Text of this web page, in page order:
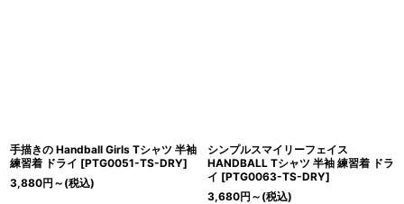
手描きの Handball Girls Tシャツ 半袖
練習着 ドライ [PTG0051-TS-DRY]
3,880円 ～ (税込)
シンプルスマイリーフェイス
HANDBALL Tシャツ 半袖 練習着 ドラ
イ [PTG0063-TS-DRY]
3,680円 ～ (税込)